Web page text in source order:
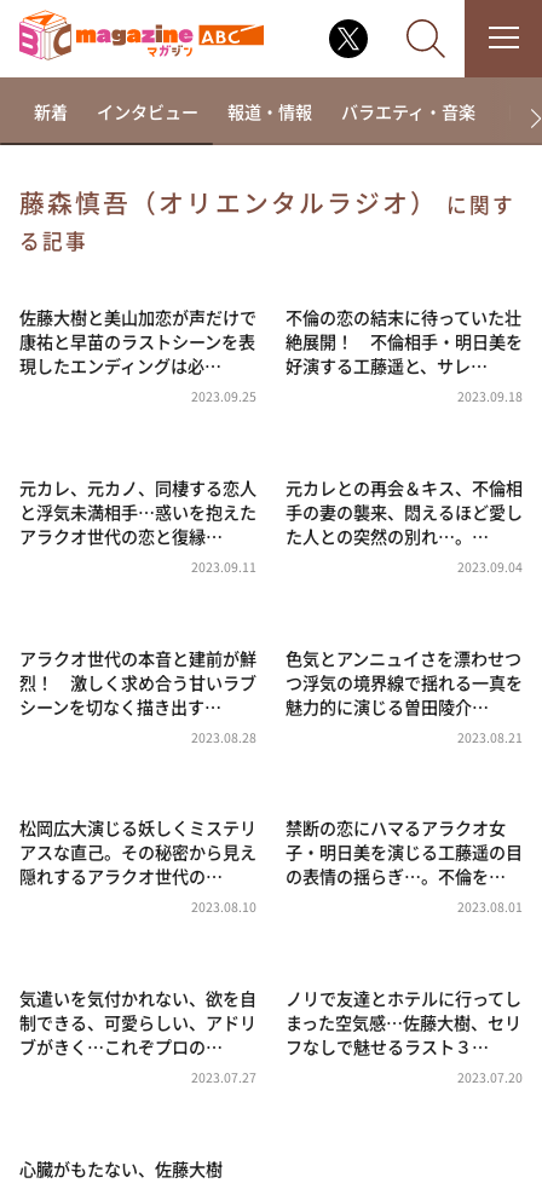
なるみ・岡村の過ぎるTV
これ余談なんですけど・・・
～人生密着トークバラエティ！～ やすとものいたっ
て真剣です
河合＆A.B.C-Z塚田×福井アナ「なんでやねん！？」
（news おかえり）
DAIGOも台所 ～きょうの献立 何にする？～
教えて！ニュースライブ 正義のミカタ
ＬＩＦＥ～夢のカタチ～
ザキ山小屋本館
ぺこぱのまるスポ
新着 インタビュー 報道・情報 バラエティ・音楽 ド
藤森慎吾（オリエンタルラジオ）
に関す
る記事
佐藤大樹と美山加恋が声だけで
康祐と早苗のラストシーンを表
現したエンディングは必…
2023.09.25
不倫の恋の結末に待っていた壮
絶展開！ 不倫相手・明日美を
好演する工藤遥と、サレ…
2023.09.18
元カレ、元カノ、同棲する恋人
と浮気未満相手…惑いを抱えた
アラクオ世代の恋と復縁…
2023.09.11
元カレとの再会＆キス、不倫相
手の妻の襲来、悶えるほど愛し
た人との突然の別れ…。…
2023.09.04
アラクオ世代の本音と建前が鮮
烈！ 激しく求め合う甘いラブ
シーンを切なく描き出す…
2023.08.28
色気とアンニュイさを漂わせつ
つ浮気の境界線で揺れる一真を
魅力的に演じる曽田陵介…
2023.08.21
松岡広大演じる妖しくミステリ
アスな直己。その秘密から見え
隠れするアラクオ世代の…
2023.08.10
禁断の恋にハマるアラクオ女
子・明日美を演じる工藤遥の目
の表情の揺らぎ…。不倫を…
2023.08.01
気遣いを気付かれない、欲を自
制できる、可愛らしい、アドリ
ブがきく…これぞプロの…
2023.07.27
ノリで友達とホテルに行ってし
まった空気感…佐藤大樹、セリ
フなしで魅せるラスト３…
2023.07.20
心臓がもたない、佐藤大樹